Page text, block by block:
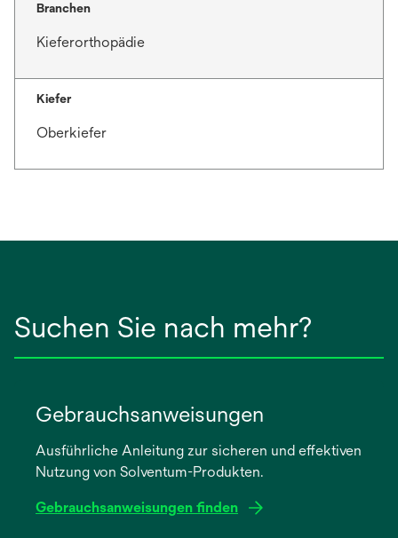
Branchen
Kieferorthopädie
Kiefer
Oberkiefer
Suchen Sie nach mehr?
Gebrauchsanweisungen
Ausführliche Anleitung zur sicheren und effektiven
Nutzung von Solventum-Produkten.
Gebrauchsanweisungen finden